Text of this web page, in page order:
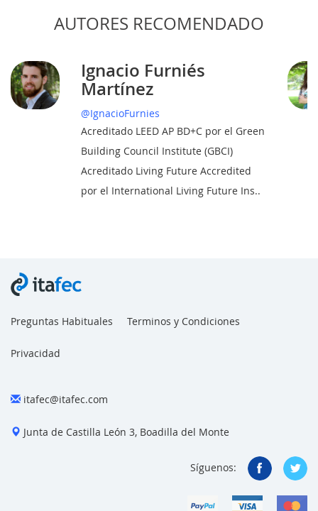
AUTORES RECOMENDADO
Ignacio Furniés
Martínez
@IgnacioFurnies
Acreditado LEED AP BD+C por el Green
Building Council Institute (GBCI)
Acreditado Living Future Accredited
por el International Living Future Ins..
Preguntas Habituales Terminos y Condiciones
Privacidad
itafec@itafec.com
Junta de Castilla León 3, Boadilla del Monte
Síguenos: